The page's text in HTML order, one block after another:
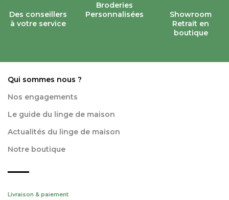
Des conseillers
à votre service
Broderies
Personnalisées
Showroom
Retrait en
boutique
Qui sommes nous ?
Nos engagements
Le guide du linge de maison
Actualités du linge de maison
Notre boutique
Livraison & paiement